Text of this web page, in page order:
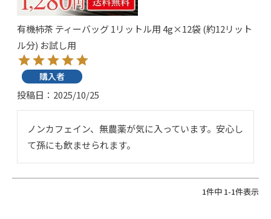
有機柿茶 ティーバッグ 1リットル用 4g×12袋 (約12リット
ル分) お試し用
購入者
投稿日 2025/10/25
ノンカフェイン、無農薬が気に入っています。安心し
て孫にも飲ませられます。
1件中 1-1件表示